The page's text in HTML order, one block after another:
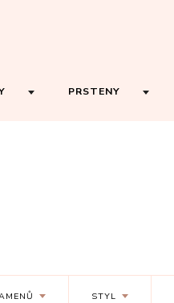
PRSTENY
STYL